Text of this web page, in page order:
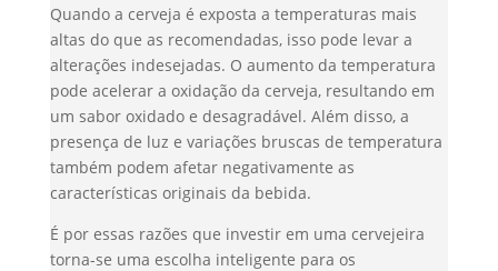
Quando a cerveja é exposta a temperaturas mais
altas do que as recomendadas, isso pode levar a
alterações indesejadas. O aumento da temperatura
pode acelerar a oxidação da cerveja, resultando em
um sabor oxidado e desagradável. Além disso, a
presença de luz e variações bruscas de temperatura
também podem afetar negativamente as
características originais da bebida.
É por essas razões que investir em uma cervejeira
torna-se uma escolha inteligente para os